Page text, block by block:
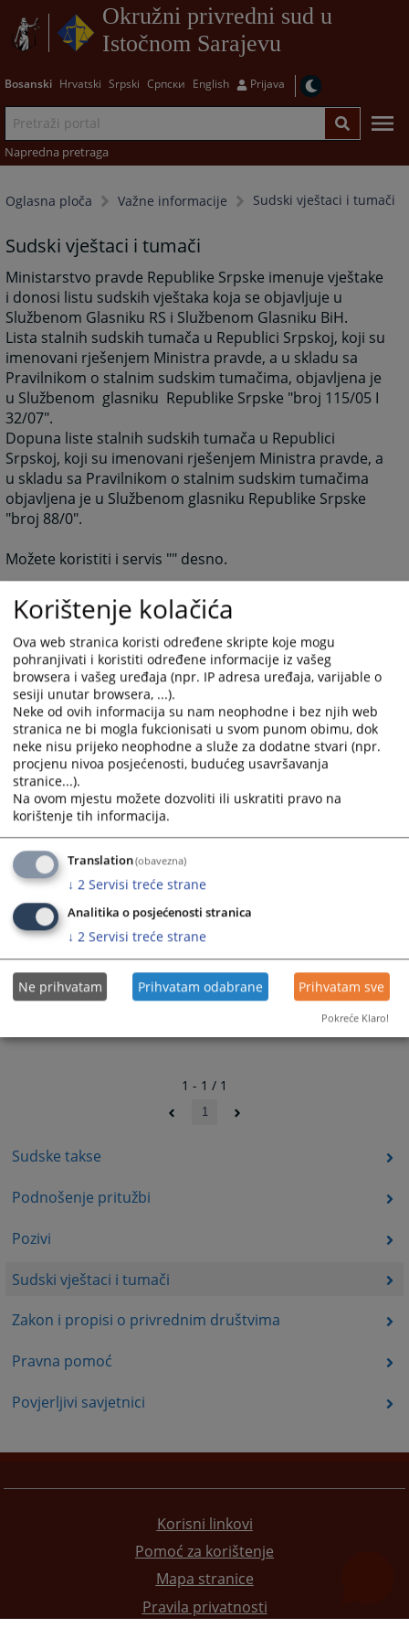
Okružni privredni sud u
Istočnom Sarajevu
Bosanski Hrvatski Srpski Српски English Prijava
Napredna pretraga
Oglasna ploča Važne informacije Sudski vještaci i tumači
Sudske takse
Podnošenje pritužbi
Pozivi
Sudski vještaci i tumači
Zakon i propisi o privrednim društvima
Pravna pomoć
Povjerljivi savjetnici
Sudski vještaci i tumači
Ministarstvo pravde Republike Srpske imenuje vještake
i donosi listu sudskih vještaka koja se objavljuje u
Službenom Glasniku RS i Službenom Glasniku BiH.
Lista stalnih sudskih tumača u Republici Srpskoj, koji su
imenovani rješenjem Ministra pravde, a u skladu sa
Pravilnikom o stalnim sudskim tumačima, objavljena je
u Službenom glasniku Republike Srpske "broj 115/05 I
32/07".
Dopuna liste stalnih sudskih tumača u Republici
Srpskoj, koji su imenovani rješenjem Ministra pravde, a
u skladu sa Pravilnikom o stalnim sudskim tumačima
objavljena je u Službenom glasniku Republike Srpske
"broj 88/0".
Možete koristiti i servis "" desno.
9356PREGLEDA
Linkovi
Adresar sudskih vještaka i tumača
1 - 1 / 1
1
Korisni linkovi
Pomoć za korištenje
Mapa stranice
Pravila privatnosti
Korištenje kolačića
Ova web stranica koristi određene skripte koje mogu
pohranjivati i koristiti određene informacije iz vašeg
browsera i vašeg uređaja (npr. IP adresa uređaja, varijable o
sesiji unutar browsera, ...).
Neke od ovih informacija su nam neophodne i bez njih web
stranica ne bi mogla fukcionisati u svom punom obimu, dok
neke nisu prijeko neophodne a služe za dodatne stvari (npr.
procjenu nivoa posjećenosti, budućeg usavršavanja
stranice...).
Na ovom mjestu možete dozvoliti ili uskratiti pravo na
korištenje tih informacija.
Translation(obavezna)
↓ 2 Servisi treće strane
Analitika o posjećenosti stranica
↓ 2 Servisi treće strane
Ne prihvatam Prihvatam odabrane Prihvatam sve
Pokreće Klaro!